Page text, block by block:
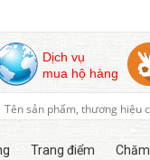
Dịch vụ
mua hộ hàng
Trang điểm